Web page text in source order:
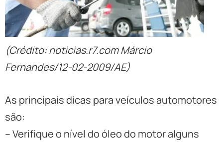
(Crédito: noticias.r7.com Márcio
Fernandes/12-02-2009/AE)
As principais dicas para veículos automotores
são:
– Verifique o nível do óleo do motor alguns